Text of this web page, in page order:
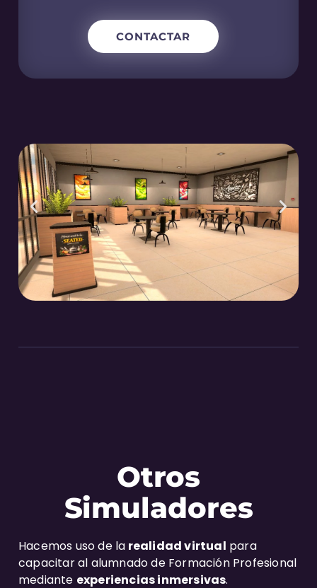
CONTACTAR
Otros
Simuladores
Hacemos uso de la realidad virtual para
capacitar al alumnado de Formación Profesional
mediante experiencias inmersivas.